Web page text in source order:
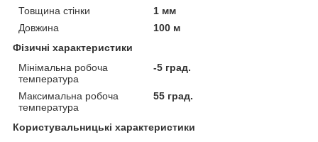
Товщина стінки
1 мм
Довжина
100 м
Фізичні характеристики
Мінімальна робоча
температура
-5 град.
Максимальна робоча
температура
55 град.
Користувальницькі характеристики